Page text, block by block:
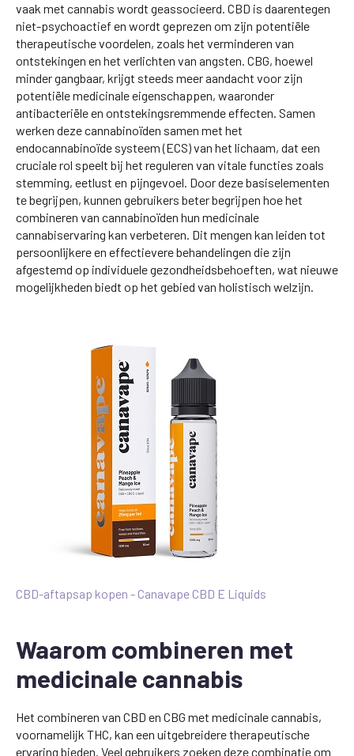
vaak met cannabis wordt geassocieerd. CBD is daarentegen
niet-psychoactief en wordt geprezen om zijn potentiële
therapeutische voordelen, zoals het verminderen van
ontstekingen en het verlichten van angsten. CBG, hoewel
minder gangbaar, krijgt steeds meer aandacht voor zijn
potentiële medicinale eigenschappen, waaronder
antibacteriële en ontstekingsremmende effecten. Samen
werken deze cannabinoïden samen met het
endocannabinoïde systeem (ECS) van het lichaam, dat een
cruciale rol speelt bij het reguleren van vitale functies zoals
stemming, eetlust en pijngevoel. Door deze basiselementen
te begrijpen, kunnen gebruikers beter begrijpen hoe het
combineren van cannabinoïden hun medicinale
cannabiservaring kan verbeteren. Dit mengen kan leiden tot
persoonlijkere en effectievere behandelingen die zijn
afgestemd op individuele gezondheidsbehoeften, wat nieuwe
mogelijkheden biedt op het gebied van holistisch welzijn.
CBD-aftapsap kopen - Canavape CBD E Liquids
Waarom combineren met
medicinale cannabis
Het combineren van CBD en CBG met medicinale cannabis,
voornamelijk THC, kan een uitgebreidere therapeutische
ervaring bieden. Veel gebruikers zoeken deze combinatie om